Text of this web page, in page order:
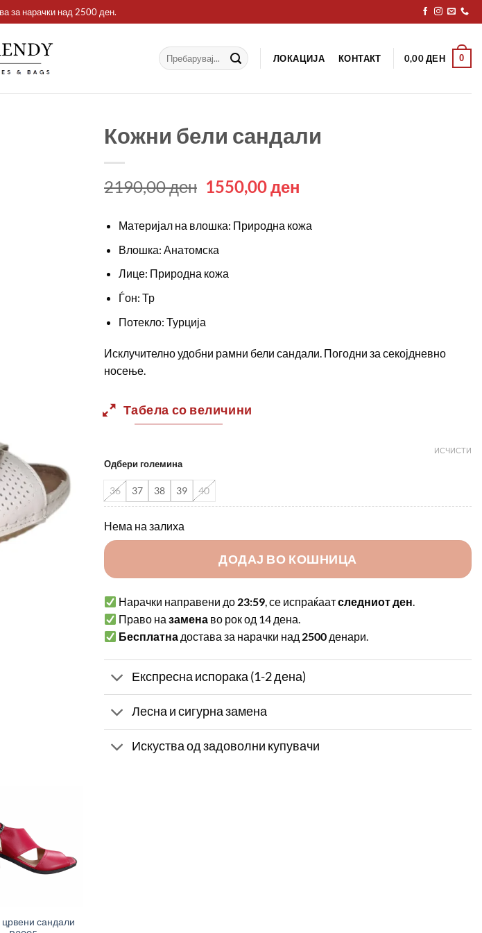
за нарачки над 2500 ден.
Барај
за:
ЛОКАЦИЈА КОНТАКТ 0,00ДЕН 0
сандали
Кожни бели сандали
2190,00ден Original
was:
2190,00 ден.
1550,00ден
is:
1550,00 ден.
Материјал на влошка: Природна кожа
Влошка: Анатомска
Лице: Природна кожа
Ѓон: Тр
Потекло: Турција
Исклучително удобни рамни бели сандали. Погодни за секојдневно
носење.
Табела со величини
Одбери големина
36 37 38 39 40
ИСЧИСТИ
Нема на залиха
ДОДАЈ ВО КОШНИЦА
Нарачки направени до 23:59, се испраќаатследниот ден.
Право назамена во рок од 14 дена.
Бесплатна достава за нарачки над 2500 денари.
Експресна испорака (1-2 дена)
Лесна и сигурна замена
Искуства од задоволни купувачи